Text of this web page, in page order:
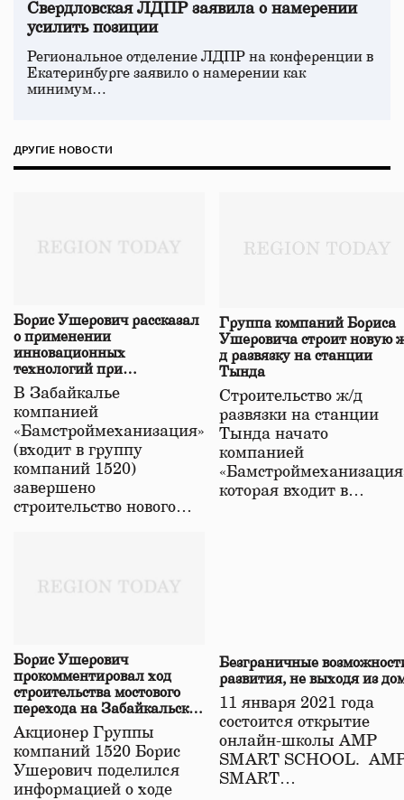
Свердловская ЛДПР заявила о намерении
усилить позиции
Региональное отделение ЛДПР на конференции в
Екатеринбурге заявило о намерении как
минимум…
ДРУГИЕ НОВОСТИ
Борис Ушерович рассказал
о применении
инновационных
технологий при
строительстве нового моста
в Забайкалье
В Забайкалье
компанией
«Бамстроймеханизация»
(входит в группу
компаний 1520)
завершено
строительство нового…
Группа компаний Бориса
Ушеровича строит новую
д развязку на станции
Тында
Строительство ж/д
развязки на станции
Тында начато
компанией
которая входит в…
Борис Ушерович
прокомментировал ход
строительства мостового
перехода на Забайкальской
железной дороге
Акционер Группы
компаний 1520 Борис
Ушерович поделился
информацией о ходе
Безграничные
развития, не выходя из
11 января 2021 года
состоится открытие
онлайн-школы АМР
SMART SCHOOL.
SMART…